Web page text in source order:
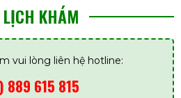
KHÁM
vui lòng liên hệ hotline:
889 615 815